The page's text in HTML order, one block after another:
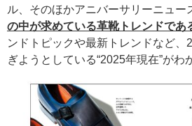
ル、そのほかアニバーサリーニュー
の中が求めている革靴トレンドであ
ンドトピックや最新トレンドなど、
ぎようとしている“2025年現在”がわ